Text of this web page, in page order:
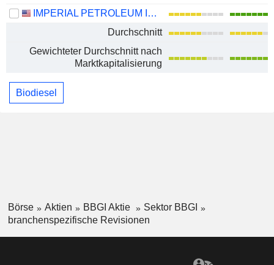
IMPERIAL PETROLEUM INC.
Durchschnitt
Gewichteter Durchschnitt nach
Marktkapitalisierung
Biodiesel
Börse Aktien BBGI Aktie
Sektor BBGI
branchenspezifische Revisionen